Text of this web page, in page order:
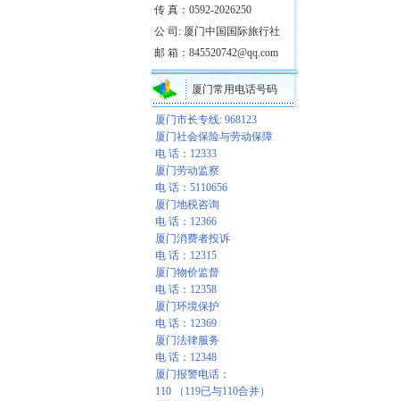
传 真：0592-2026250
公 司: 厦门中国国际旅行社
邮 箱：845520742@qq.com
厦门常用电话号码
厦门市长专线: 968123
厦门社会保险与劳动保障
电 话：12333
厦门劳动监察
电 话：5110656
厦门地税咨询
电 话：12366
厦门消费者投诉
电 话：12315
厦门物价监督
电 话：12358
厦门环境保护
电 话：12369
厦门法律服务
电 话：12348
厦门报警电话：
110 （119已与110合并）